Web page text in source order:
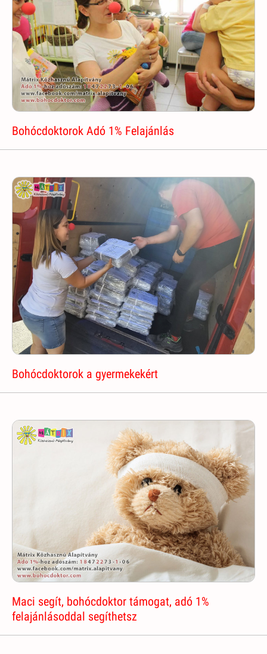
Bohócdoktorok Adó 1% Felajánlás
Bohócdoktorok a gyermekekért
Maci segít, bohócdoktor támogat, adó 1%
felajánlásoddal segíthetsz